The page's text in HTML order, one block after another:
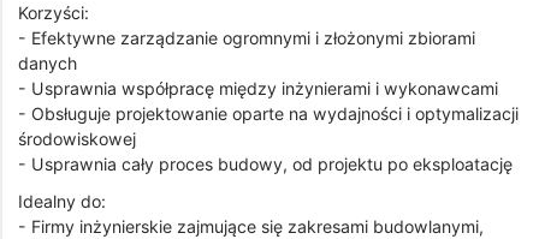
Korzyści:
- Efektywne zarządzanie ogromnymi i złożonymi zbiorami
danych
- Usprawnia współpracę między inżynierami i wykonawcami
- Obsługuje projektowanie oparte na wydajności i optymalizacji
środowiskowej
- Usprawnia cały proces budowy, od projektu po eksploatację
Idealny do:
- Firmy inżynierskie zajmujące się zakresami budowlanymi,